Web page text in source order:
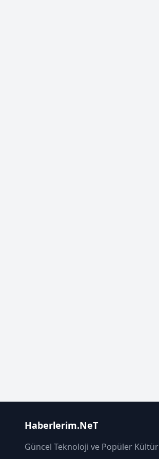
Haberlerim.NeT
Güncel Teknoloji ve Popüler Kültür